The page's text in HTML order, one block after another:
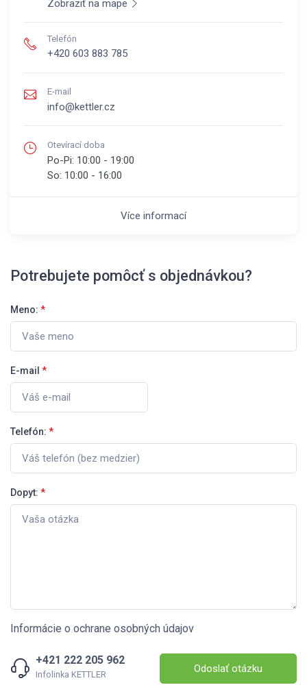
Zobraziť na mape
Telefón
+420 603 883 785
E-mail
info@kettler.cz
Otevírací doba
Po-Pi: 10:00 - 19:00
So: 10:00 - 16:00
Více informací
Potrebujete pomôcť s objednávkou?
Meno: *
E-mail *
Telefón: *
Dopyt: *
Informácie o ochrane osobných údajov
+421 222 205 962
Infolinka KETTLER Odoslať otázku